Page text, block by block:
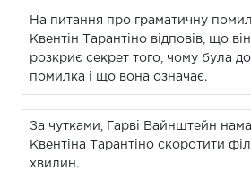
На питання про граматичну
Квентін Тарантіно відповів, що
розкриє секрет того, чому була
помилка і що вона означає.
За чутками, Гарві Вайнштейн
Квентіна Тарантіно скоротити
хвилин.